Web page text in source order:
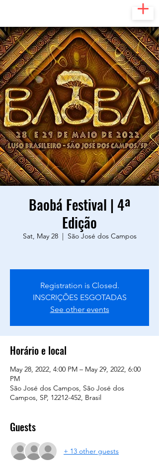
Baobá Festival | 4ª
Edição
Sat, May 28
  |
São José dos Campos
Registration is Closed.
INSCRIÇÕES ESGOTADAS
See other events
Horário e local
May 28, 2022, 4:00 PM – May 29, 2022, 6:00
PM
São José dos Campos, São José dos
Campos, SP, 12212-452, Brasil
Guests
+ 13 other guests